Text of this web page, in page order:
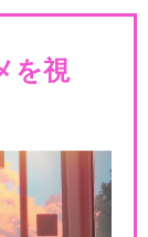
チゴ味＋
を視